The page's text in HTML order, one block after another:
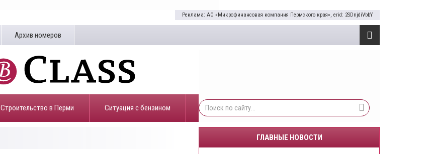
Реклама: АО «Микрофинансовая компания Пермского края», erid: 2SDnjdiVbbY
Архив номеров
Строительство в Перми ​Ситуация с бензином
ГЛАВНЫЕ НОВОСТИ